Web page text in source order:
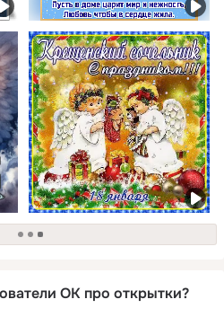
загрузка
ОК про открытки?